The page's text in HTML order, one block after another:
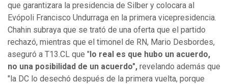
que garantizara la presidencia de Silber y colocara al
Evópoli Francisco Undurraga en la primera vicepresidencia.
Chahin subraya que se trató de una oferta que el partido
rechazó, mientras que el timonel de RN, Mario Desbordes,
aseguró a T13.CL que " lo real es que hubo un acuerdo,
no una posibilidad de un acuerdo", revelando además que
"la DC lo desechó después de la primera vuelta, porque